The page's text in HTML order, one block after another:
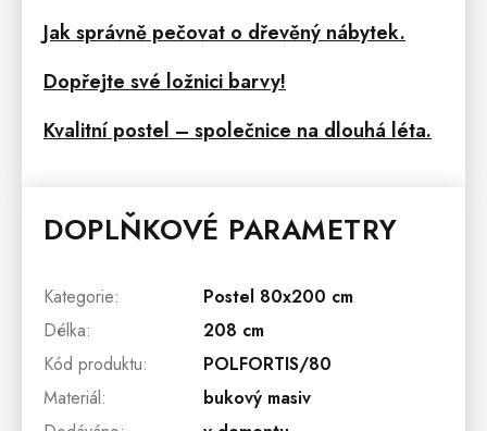
Jak správně pečovat o dřevěný nábytek.
Dopřejte své ložnici barvy!
Kvalitní postel – společnice na dlouhá léta.
DOPLŇKOVÉ PARAMETRY
Kategorie:
Postel 80x200 cm
Délka:
208 cm
Kód produktu:
POLFORTIS/80
Materiál:
bukový masiv